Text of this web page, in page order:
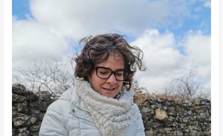
ROBAR)